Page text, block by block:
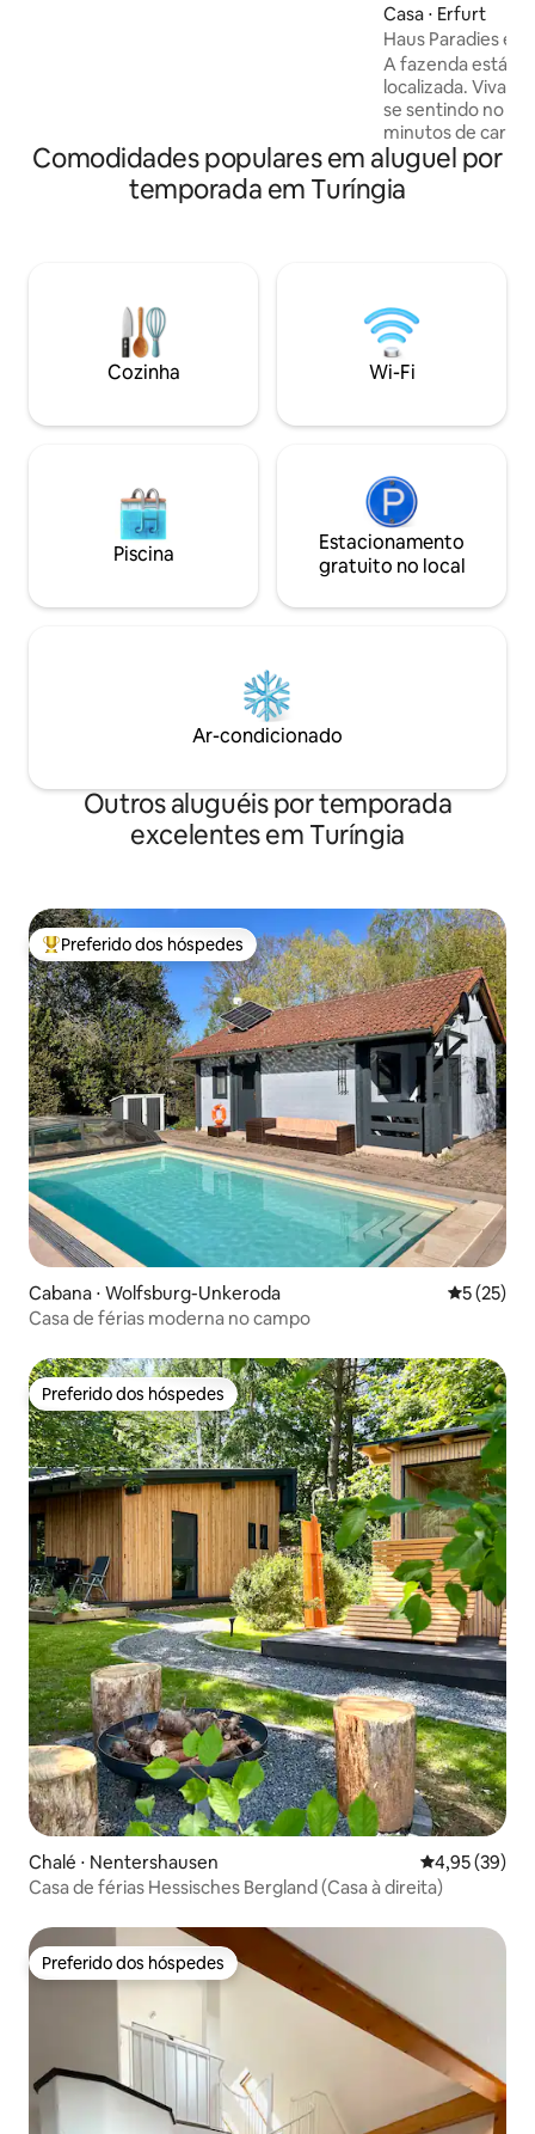
Casa ⋅ Erfurt
Haus Paradies
A fazenda está
localizada. Viva la
se sentindo no
minutos de carro
Erfurt. O
materiais de alta
desobstruída dos
usada durante
pessoas. A
convidam você a
Comodidades populares em aluguel por
temporada em Turíngia
Cozinha Wi-Fi
Piscina
Estacionamento
gratuito no local
Ar-condicionado
Outros aluguéis por temporada
excelentes em Turíngia
Entre os melhores preferidos dos hóspedes
Preferido dos hóspedes
Cabana ⋅ Wolfsburg-Unkeroda 5 de uma
5 (25)
Casa de férias moderna no campo
Preferido dos hóspedes
Preferido dos hóspedes
Chalé ⋅ Nentershausen 4,95 de uma
4,95 (39)
Casa de férias Hessisches Bergland (Casa à direita)
Preferido dos hóspedes
Preferido dos hóspedes